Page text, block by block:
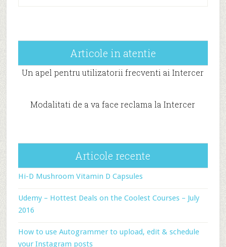
Articole in atentie
Un apel pentru utilizatorii frecventi ai Intercer
Modalitati de a va face reclama la Intercer
Articole recente
Hi-D Mushroom Vitamin D Capsules
Udemy – Hottest Deals on the Coolest Courses – July
2016
How to use Autogrammer to upload, edit & schedule
your Instagram posts